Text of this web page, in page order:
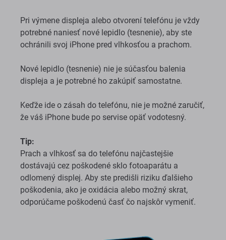
Pri výmene displeja alebo otvorení telefónu je vždy
potrebné naniesť nové lepidlo (tesnenie), aby ste
ochránili svoj iPhone pred vlhkosťou a prachom.
Nové lepidlo (tesnenie) nie je súčasťou balenia
displeja a je potrebné ho zakúpiť samostatne.
Keďže ide o zásah do telefónu, nie je možné zaručiť,
že váš iPhone bude po servise opäť vodotesný.
Tip:
Prach a vlhkosť sa do telefónu najčastejšie
dostávajú cez poškodené sklo fotoaparátu a
odlomený displej. Aby ste predišli riziku ďalšieho
poškodenia, ako je oxidácia alebo možný skrat,
odporúčame poškodenú časť čo najskôr vymeniť.